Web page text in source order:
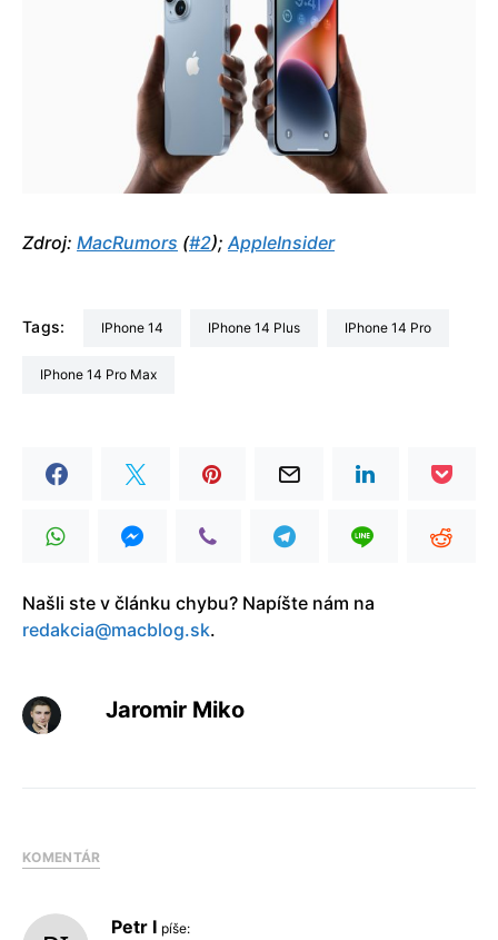
Zdroj: MacRumors (#2); AppleInsider
Tags: iPhone 14 iPhone 14 Plus iPhone 14 Pro
iPhone 14 Pro Max
Našli ste v článku chybu? Napíšte nám na
redakcia@macblog.sk.
Jaromir Miko
KOMENTÁR
Petr I píše: